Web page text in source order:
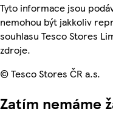
Tyto informace jsou
nemohou být jakkoliv
souhlasu Tesco Stores
zdroje.
© Tesco Stores ČR a.s.
Zatím nemáme